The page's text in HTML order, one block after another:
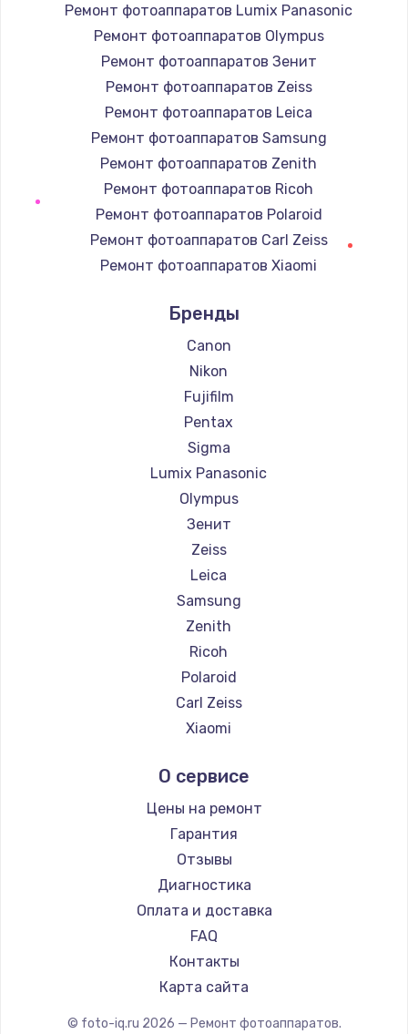
Замена конфорки
Заказать
Замена платы сенсора
Заказать
1300 руб.
Заказать
Замена сигнальной лампы
1200 руб.
Заказать
Замена системной платы
1500 руб.
Замена температурного датчика
2500 руб.
Замена электроконфорки
Заказать
Техобслуживание
900 руб.
Заказать
Установка / подключение / демонтаж
1300 руб.
Заказать
Ремонт фотоаппаратов Lumix Panasonic
Ремонт фотоаппаратов Olympus
Ремонт фотоаппаратов Зенит
Ремонт фотоаппаратов Zeiss
Ремонт фотоаппаратов Leica
Ремонт фотоаппаратов Samsung
Ремонт фотоаппаратов Zenith
Ремонт фотоаппаратов Ricoh
Ремонт фотоаппаратов Polaroid
Ремонт фотоаппаратов Carl Zeiss
Ремонт фотоаппаратов Xiaomi
Ремонт фотоаппаратов Kodak
Ремонт фотоаппаратов Blackmagic
Бренды
Canon
Nikon
Fujifilm
Pentax
Sigma
Lumix Panasonic
Olympus
Зенит
Zeiss
Leica
Samsung
Zenith
Ricoh
Polaroid
Carl Zeiss
Xiaomi
Kodak
Blackmagic
О сервисе
Цены на ремонт
Гарантия
Отзывы
Диагностика
Оплата и доставка
FAQ
Контакты
Карта сайта
© foto-iq.ru 2026 — Ремонт фотоаппаратов.